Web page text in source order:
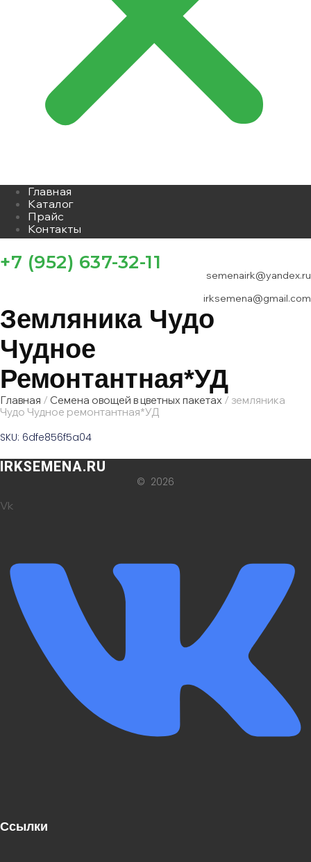
Главная
Каталог
Прайс
Контакты
+7 (952) 637-32-11
semenairk@yandex.ru
irksemena@gmail.com
Земляника Чудо
Чудное
Ремонтантная*УД
Главная / Семена овощей в цветных пакетах / земляника
Чудо Чудное ремонтантная*УД
SKU: 6dfe856f5a04
IRKSEMENA.RU
© 2026
Vk
Ссылки